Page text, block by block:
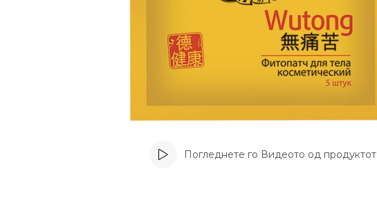
Погледнете го Видеото од продуктот